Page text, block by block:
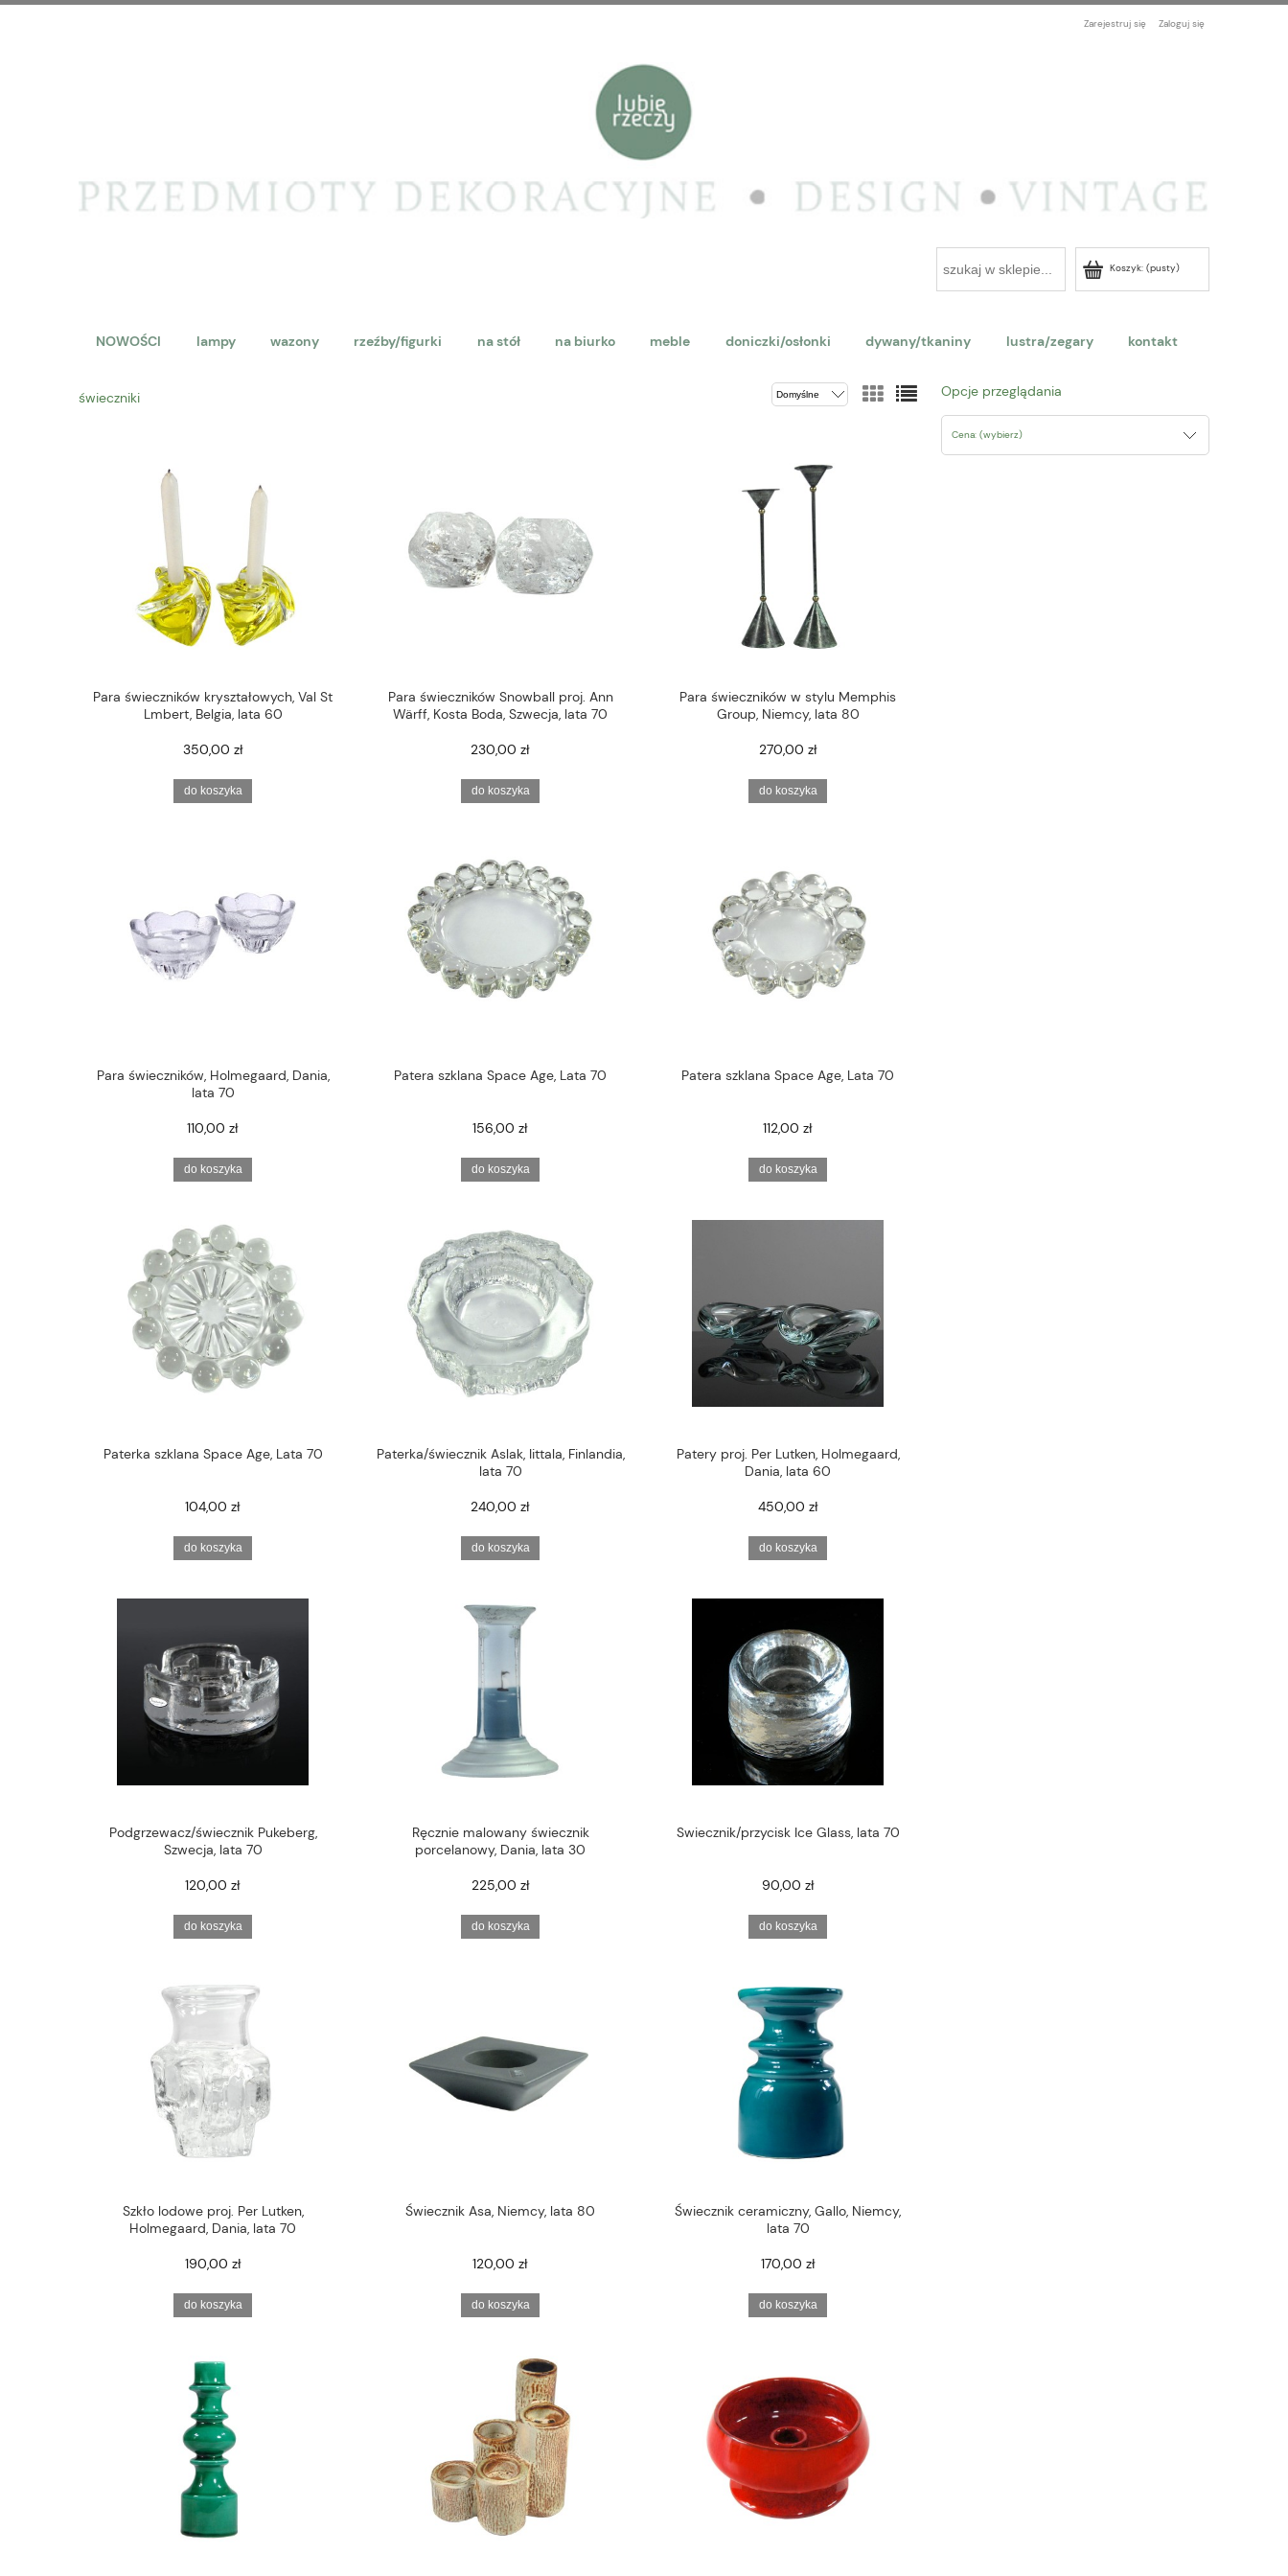
Zarejestruj się Zaloguj się
Koszyk: (pusty)
NOWOŚCI lampy wazony rzeźby/figurki na stół na biurko meble doniczki/osłonki dywany/tkaniny lustra/zegary kontakt
świeczniki
Para świeczników kryształowych, Val St
Lmbert, Belgia, lata 60
350,00 zł
do koszyka
Para świeczników Snowball proj. Ann
Wärff, Kosta Boda, Szwecja, lata 70
230,00 zł
do koszyka
Para świeczników w stylu Memphis
Group, Niemcy, lata 80
270,00 zł
do koszyka
Para świeczników, Holmegaard, Dania,
lata 70
110,00 zł
do koszyka
Patera szklana Space Age, Lata 70
156,00 zł
do koszyka
Patera szklana Space Age, Lata 70
112,00 zł
do koszyka
Paterka szklana Space Age, Lata 70
104,00 zł
do koszyka
Paterka/świecznik Aslak, Iittala, Finlandia,
lata 70
240,00 zł
do koszyka
Patery proj. Per Lutken, Holmegaard,
Dania, lata 60
450,00 zł
do koszyka
Podgrzewacz/świecznik Pukeberg,
Szwecja, lata 70
120,00 zł
do koszyka
Ręcznie malowany świecznik
porcelanowy, Dania, lata 30
225,00 zł
do koszyka
Swiecznik/przycisk Ice Glass, lata 70
90,00 zł
do koszyka
Szkło lodowe proj. Per Lutken,
Holmegaard, Dania, lata 70
190,00 zł
do koszyka
Świecznik Asa, Niemcy, lata 80
120,00 zł
do koszyka
Świecznik ceramiczny, Gallo, Niemcy,
lata 70
170,00 zł
do koszyka
Opcje przeglądania
Cena: (wybierz)